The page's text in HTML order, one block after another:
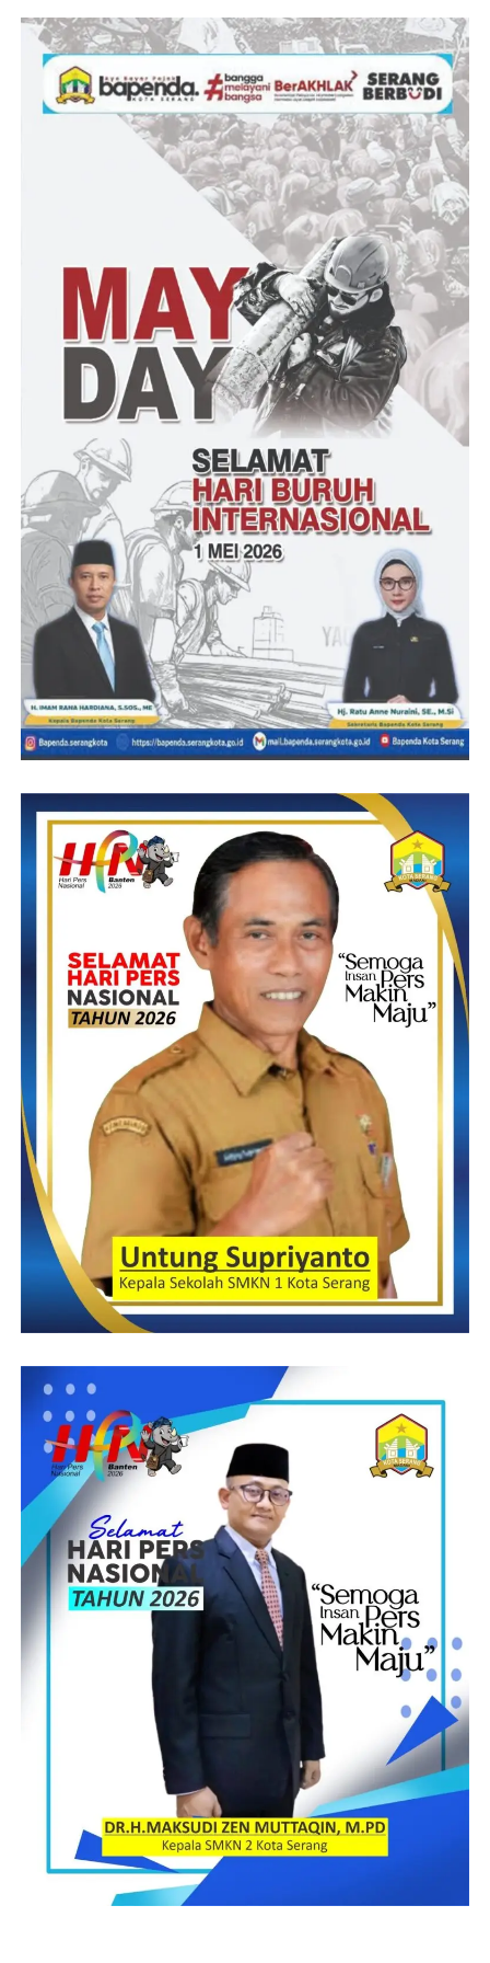
mempersiapkan biji labu siam untuk ditanam di lahan kosong
seluas 4×6 meter persegi. Selanjutnya, Lubang berukuran 40×40
cm dengan kedalaman 20 cm dibuat untuk tempat menanam
bibit.
Sebagiannya lagi, sibuk merajut bilah bambu untuk didirikan
kokoh, agar bisa menopang tanaman labu siam yang merambat.
Setelah melakukan proses penanaman, seluruh warga binaan ini
akan melakukan perawatan hingga labu siam siap dipanen.
Salah satu warga binaan, yang turut dalam proses budi daya,
Awaludin mengatakan dirinya bersama teman-teman yang lain,
akan selalu menjaga dan merawat labu siam yang mereka tanam
agar berbuah lebat.
“Disini kami juga diberikan materi, bagaimana merawat tanaman
hingga bisa berbuah lebat saat siap dipanen nanti. Kami senang
melakukannya, dan kami akan rawat hingga tumbuh subur,”
Diketahui, Tanaman labu siam umumnya sudah berbunga dan
siap dipanen pada usia 3-5 bulan setelah masa tanam. Setelah
panen pertama, panen berikutnya dapat dilakukan sekitar satu
Cara memanennya pun mudah, yaitu hanya perlu memotong
labu siam pada tangkainya dengan menggunakan pisau. Namun,
jangan sampai buahnya terjatuh. Sebab, kulit labu siam
cenderung mudah rusak jika jatuh.
Irul/RG
Post Views: